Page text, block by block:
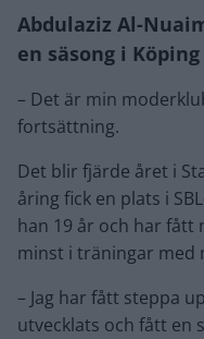
Abdulaziz Al-
en säsong i Köping
– Det är min
fortsättning.
Det blir fjärde året i
åring fick en plats i
han 19 år och har fått
minst i träningar med
– Jag har fått steppa
utvecklats och fått en